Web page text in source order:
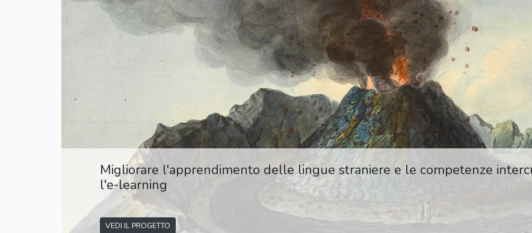
Migliorare l'apprendimento delle lingue straniere e le competenze
l'e-learning
VEDI IL PROGETTO